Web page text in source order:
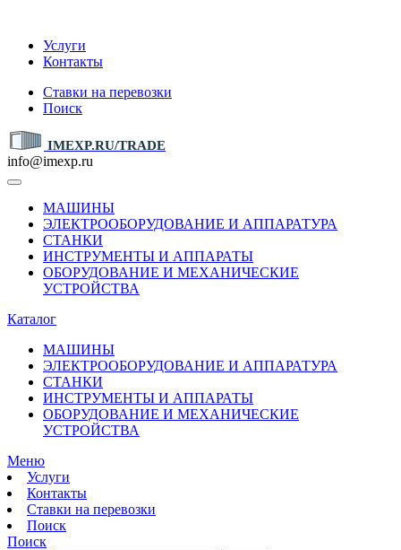
Услуги
Контакты
Ставки на перевозки
Поиск
IMEXP.RU/TRADE
info@imexp.ru
МАШИНЫ
ЭЛЕКТРООБОРУДОВАНИЕ И АППАРАТУРА
СТАНКИ
ИНСТРУМЕНТЫ И АППАРАТЫ
ОБОРУДОВАНИЕ И МЕХАНИЧЕСКИЕ
УСТРОЙСТВА
Каталог
МАШИНЫ
ЭЛЕКТРООБОРУДОВАНИЕ И АППАРАТУРА
СТАНКИ
ИНСТРУМЕНТЫ И АППАРАТЫ
ОБОРУДОВАНИЕ И МЕХАНИЧЕСКИЕ
УСТРОЙСТВА
Меню
Услуги
Контакты
Ставки на перевозки
Поиск
Поиск